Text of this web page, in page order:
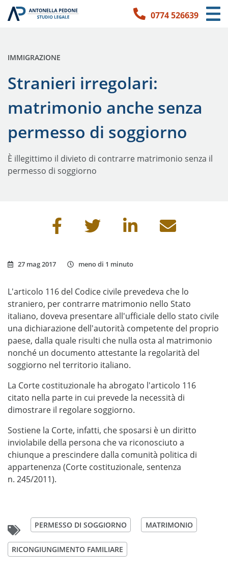
Link per l'accessibilità
Vai ai contenuti principali
Vai ai contatti0774 526639
Stranieri irregolari:
matrimonio anche senza
permesso di soggiorno
PUBBLICATO IN:
IMMIGRAZIONE
È illegittimo il divieto di contrarre matrimonio senza il
permesso di soggiorno
Condividi questa pagina
27 mag 2017 meno di 1 minuto
L'articolo 116 del Codice civile prevedeva che lo
straniero, per contrarre matrimonio nello Stato
italiano, doveva presentare all'ufficiale dello stato civile
una dichiarazione dell'autorità competente del proprio
paese, dalla quale risulti che nulla osta al matrimonio
nonché un documento attestante la regolarità del
soggiorno nel territorio italiano.
La Corte costituzionale ha abrogato l'articolo 116
citato nella parte in cui prevede la necessità di
dimostrare il regolare soggiorno.
Sostiene la Corte, infatti, che sposarsi è un diritto
inviolabile della persona che va riconosciuto a
chiunque a prescindere dalla comunità politica di
appartenenza (Corte costituzionale, sentenza
n. 245/2011).
PERMESSO DI SOGGIORNO MATRIMONIO
RICONGIUNGIMENTO FAMILIARE